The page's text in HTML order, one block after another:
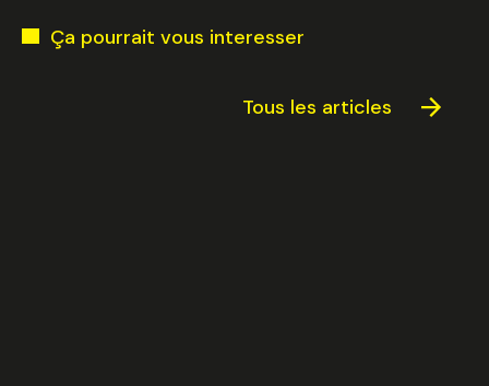
Ça pourrait vous interesser
Tous les articles